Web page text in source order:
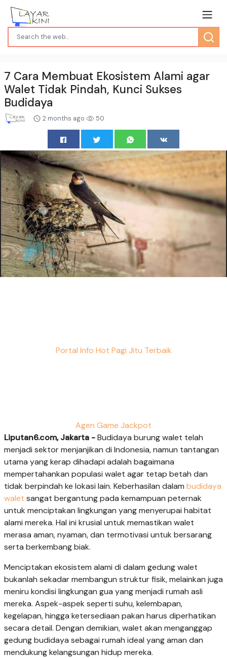
7 Cara Membuat Ekosistem Alami agar
Walet Tidak Pindah, Kunci Sukses
Budidaya
2 months ago 50
Portal Info Hot Pagi Jitu Terbaik
Agen Game Jackpot
Liputan6.com, Jakarta -Budidaya burung walet telah
menjadi sektor menjanjikan di Indonesia, namun tantangan
utama yang kerap dihadapi adalah bagaimana
mempertahankan populasi walet agar tetap betah dan
tidak berpindah ke lokasi lain. Keberhasilan dalam budidaya
walet sangat bergantung pada kemampuan peternak
untuk menciptakan lingkungan yang menyerupai habitat
alami mereka. Hal ini krusial untuk memastikan walet
merasa aman, nyaman, dan termotivasi untuk bersarang
serta berkembang biak.
Menciptakan ekosistem alami di dalam gedung walet
bukanlah sekadar membangun struktur fisik, melainkan juga
meniru kondisi lingkungan gua yang menjadi rumah asli
mereka. Aspek-aspek seperti suhu, kelembapan,
kegelapan, hingga ketersediaan pakan harus diperhatikan
secara detail. Dengan demikian, walet akan menganggap
gedung budidaya sebagai rumah ideal yang aman dan
mendukung kelangsungan hidup mereka.